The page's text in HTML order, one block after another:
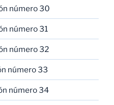
número 30
número 31
número 32
número 33
número 34